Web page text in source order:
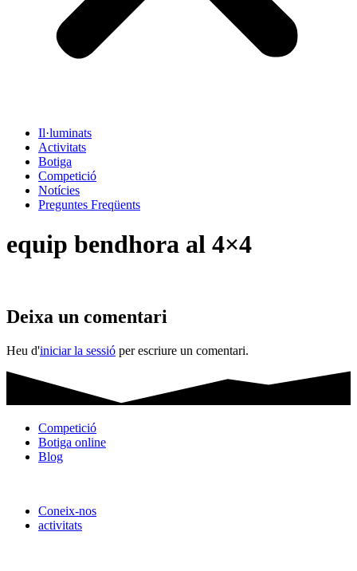
Il·luminats
Activitats
Botiga
Competició
Notícies
Preguntes Freqüents
equip bendhora al 4×4
Deixa un comentari
Heu d'iniciar la sessió per escriure un comentari.
Competició
Botiga online
Blog
Coneix-nos
activitats